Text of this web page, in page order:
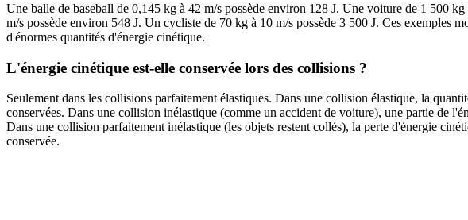
Une balle de baseball de 0,145 kg à 42 m/s possède environ 128 J. Une voiture de 1 500
m/s possède environ 548 J. Un cycliste de 70 kg à 10 m/s possède 3 500 J. Ces exemples
d'énormes quantités d'énergie cinétique.
L'énergie cinétique est-elle conservée lors des collisions ?
Seulement dans les collisions parfaitement élastiques. Dans une collision élastique, la
conservées. Dans une collision inélastique (comme un accident de voiture), une partie de
Dans une collision parfaitement inélastique (les objets restent collés), la perte d'énergie
conservée.